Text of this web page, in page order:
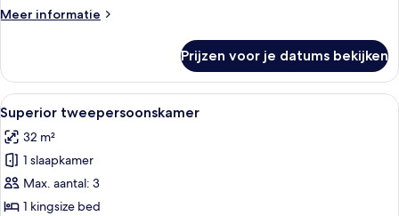
Meer informatie
Meer
kamer
Prijzen voor je datums bekijken
Alle
foto's
voor
Superior
tweepersoonskamer
laden
Een minibar, een kluis op de kamer,
4
Superior tweepersoonskamer
32 m²
1 slaapkamer
Max. aantal: 3
1 kingsize bed